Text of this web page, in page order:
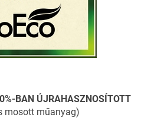
BAN ÚJRAHASZNOSÍTOTT
mosott műanyag)